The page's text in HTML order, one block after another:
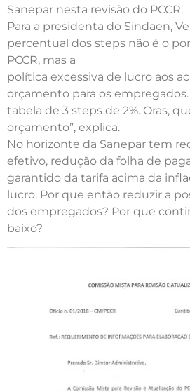
Sanepar nesta revisão do PCCR.
Para a presidenta do Sindaen,
percentual dos steps não é o
PCCR, mas a
política excessiva de lucro aos
orçamento para os empregados.
tabela de 3 steps de 2%. Oras,
orçamento”, explica.
No horizonte da Sanepar tem
efetivo, redução da folha de
garantido da tarifa acima da
lucro. Por que então reduzir a
dos empregados? Por que
baixo?